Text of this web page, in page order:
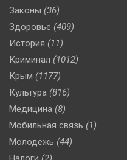
Законы (36)
Здоровье (409)
История (11)
Криминал (1012)
Крым (1177)
Культура (816)
Медицина (8)
Мобильная связь (1)
Молодежь (44)